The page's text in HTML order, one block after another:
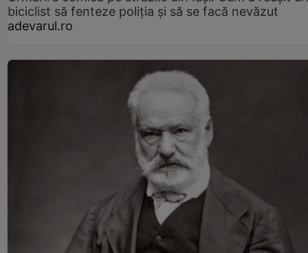
biciclist să fenteze poliția și să se facă nevăzut
adevarul.ro